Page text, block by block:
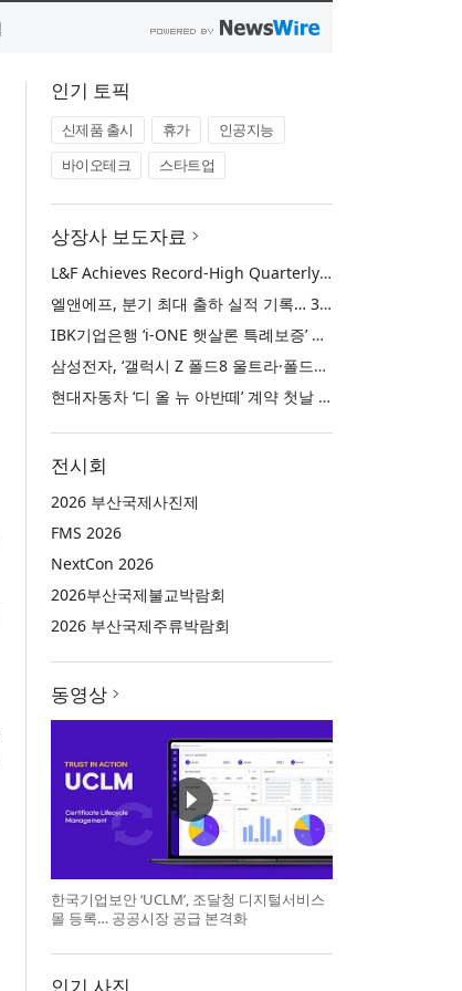
인기 토픽
신제품 출시 휴가
인공지능
바이오테크
스타트업
상장사 보도자료
L&F Achieves Record-High Quarterly Shipments, Begins LFP Supply for North American ESS in Q3 Advancing its Two-Track NCM and LFP Growth Strategy
엘앤에프, 분기 최대 출하 실적 기록… 3분기 북미 ESS향 LFP 공급 착수 NCM+LFP ‘2-Track’ 성장 전략 실현
IBK기업은행 ‘i-ONE 햇살론 특례보증’ 출시
삼성전자, ‘갤럭시 Z 폴드8 울트라·폴드8·플립8’과 ‘갤럭시 워치 울트라2·워치9’ 국내 공식 출시
현대자동차 ‘디 올 뉴 아반떼’ 계약 첫날 1만 대 돌파
전시회
2026 부산국제사진제
FMS 2026
NextCon 2026
2026부산국제불교박람회
2026 부산국제주류박람회
동영상
한국기업보안 ‘UCLM’, 조달청 디지털서비스
몰 등록… 공공시장 공급 본격화
인기 사진